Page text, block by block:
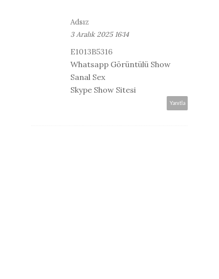
Adsız
3 Aralık 2025 16:14
E1013B5316
Whatsapp Görüntülü Show
Sanal Sex
Skype Show Sitesi
Yanıtla